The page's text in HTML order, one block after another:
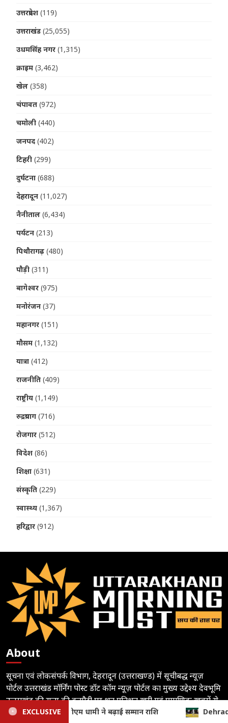
उत्तरप्रदेश (119)
उत्तराखंड (25,055)
उधमसिंह नगर (1,315)
क्राइम (3,462)
खेल (358)
चंपावत (972)
चमोली (440)
जनपद (402)
टिहरी (299)
दुर्घटना (688)
देहरादून (11,027)
नैनीताल (6,434)
पर्यटन (213)
पिथौरागढ़ (480)
पौड़ी (311)
बागेश्वर (975)
मनोरंजन (37)
महानगर (151)
मौसम (1,132)
यात्रा (412)
राजनीति (409)
राष्ट्रीय (1,149)
रुद्रप्रयाग (716)
रोजगार (512)
विदेश (86)
शिक्षा (631)
संस्कृति (229)
स्वास्थ्य (1,367)
हरिद्वार (912)
About
सूचना एवं लोकसंपर्क विभाग, देहरादून (उत्तराखण्ड) में सूचीबद्ध न्यूज़
पोर्टल उत्तराखंड मॉर्निंग पोस्ट डॉट कॉम न्यूज़ पोर्टल का मुख्य उद्देश्य देवभूमि
उत्तराखंड की सत्य की कसौटी पर शत प्रतिशत खरी एवं प्रमाणिक खबरों से
आम जनमानस को रूबरू कराने का प्रयास है।
EXCLUSIVE
Dehradun: जनपदीय जूडो प्रतियोगिता में खिलाड़ियों का दमदार प्रदर्शन, छह